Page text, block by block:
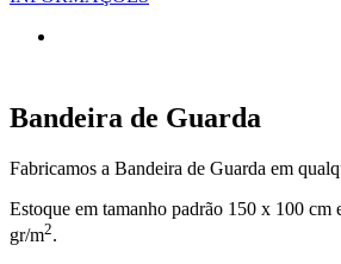
Bandeira de Guarda
Fabricamos a Bandeira de Guarda em
Estoque em tamanho padrão 150 x 100 cm
gr/m2.